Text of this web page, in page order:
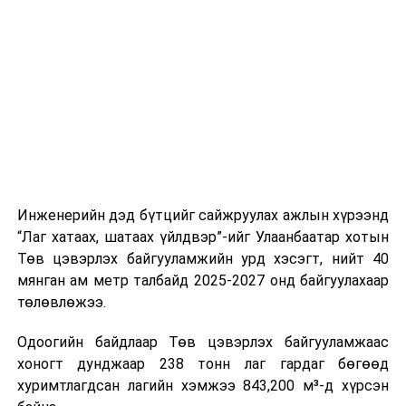
өдөр тутмын ажлын бэлэн байдлыг хангах зэрэг
практик ур чадварыг сургалтын хөтөлбөрт тусгажээ.
Сургалтыг танилцуулах лекц, асуулт-хариулт,
жишээнд суурилсан сургалт, багаар ажиллах дасгал,
танилцах, онцгой нөхцөлд ажиллах дадлага зэрэг
онол, практик хосолсон хэлбэрээр зохион байгуулж
байна.
Инженерийн дэд бүтцийг сайжруулах ажлын хүрээнд
“Лаг хатаах, шатаах үйлдвэр”-ийг Улаанбаатар хотын
Төв цэвэрлэх байгууламжийн урд хэсэгт, нийт 40
мянган ам метр талбайд 2025-2027 онд байгуулахаар
төлөвлөжээ.
Одоогийн байдлаар Төв цэвэрлэх байгууламжаас
хоногт дунджаар 238 тонн лаг гардаг бөгөөд
хуримтлагдсан лагийн хэмжээ 843,200 м³-д хүрсэн